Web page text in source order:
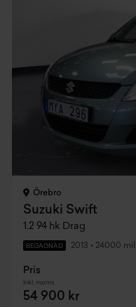
Örebro
Suzuki Swift
1.2 94 hk Drag
BEGAGNAD 2013 • 24000 mil
Pris
Inkl. moms
54 900 kr